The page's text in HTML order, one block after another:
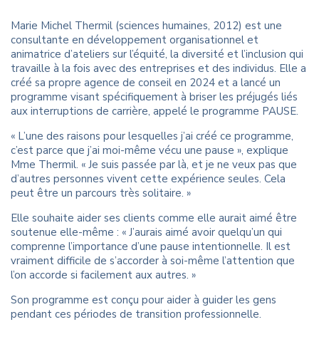
Marie Michel Thermil (sciences humaines, 2012) est une
consultante en développement organisationnel et
animatrice d’ateliers sur l’équité, la diversité et l’inclusion qui
travaille à la fois avec des entreprises et des individus. Elle a
créé sa propre agence de conseil en 2024 et a lancé un
programme visant spécifiquement à briser les préjugés liés
aux interruptions de carrière, appelé le programme PAUSE.
« L’une des raisons pour lesquelles j’ai créé ce programme,
c’est parce que j’ai moi-même vécu une pause », explique
Mme Thermil. « Je suis passée par là, et je ne veux pas que
d’autres personnes vivent cette expérience seules. Cela
peut être un parcours très solitaire. »
Elle souhaite aider ses clients comme elle aurait aimé être
soutenue elle-même : « J’aurais aimé avoir quelqu’un qui
comprenne l’importance d’une pause intentionnelle. Il est
vraiment difficile de s’accorder à soi-même l’attention que
l’on accorde si facilement aux autres. »
Son programme est conçu pour aider à guider les gens
pendant ces périodes de transition professionnelle.